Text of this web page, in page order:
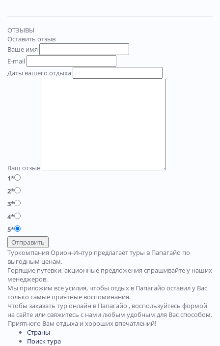
ОТЗЫВЫ
Оставить отзыв
Ваше имя
E-mail
Даты вашего отдыха
Ваш отзыв
1*
2*
3*
4*
5*
Отправить
Туркомпания Орион-Интур предлагает туры в Папагайо по
выгодным ценам.
Горящие путевки, акционные предложения спрашивайте у наших
менеджеров.
Мы приложим все усилия, чтобы отдых в Папагайо оставил у Вас
только самые приятные воспоминания.
Чтобы заказать тур онлайн в Папагайо , воспользуйтесь формой
на сайте или свяжитесь с нами любым удобным для Вас способом.
Приятного Вам отдыха и хороших впечатлений!
Страны
Поиск тура